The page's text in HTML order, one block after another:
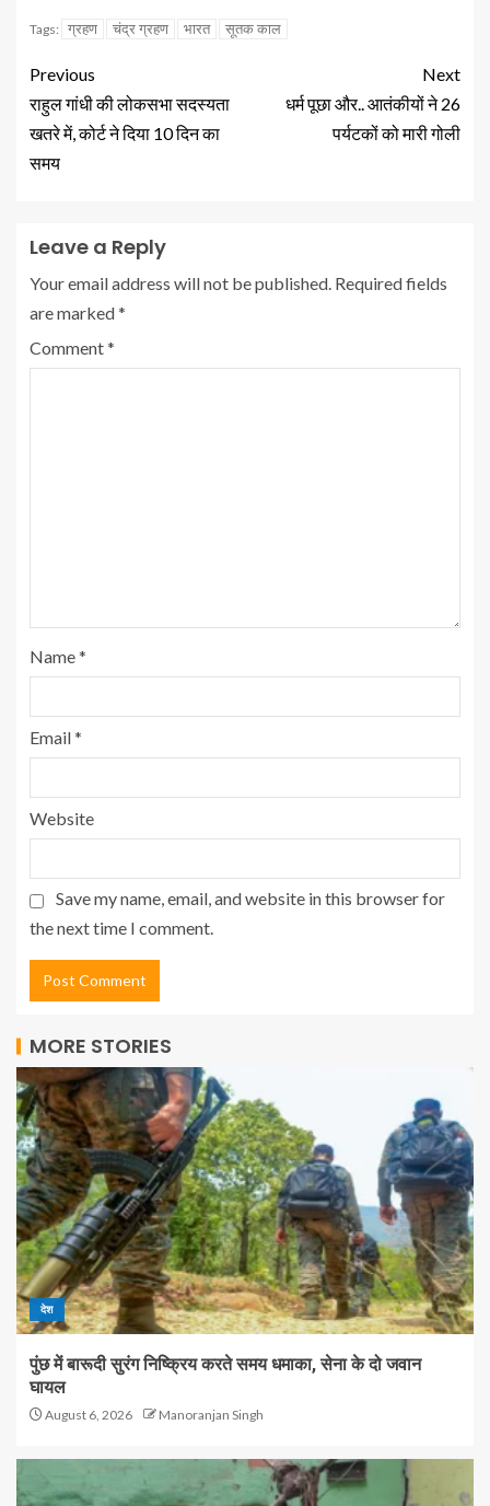
Tags: ग्रहण चंद्र ग्रहण भारत सूतक काल
Previous
राहुल गांधी की लोकसभा सदस्यता
खतरे में, कोर्ट ने दिया 10 दिन का
समय
Next
धर्म पूछा और.. आतंकीयों ने 26
पर्यटकों को मारी गोली
Leave a Reply
Your email address will not be published. Required fields
are marked*
Comment*
Name*
Email*
Website
Save my name, email, and website in this browser for
the next time I comment.
MORE STORIES
देश
पुंछ में बारूदी सुरंग निष्क्रिय करते समय धमाका, सेना के दो जवान
घायल
August 6, 2026 Manoranjan Singh